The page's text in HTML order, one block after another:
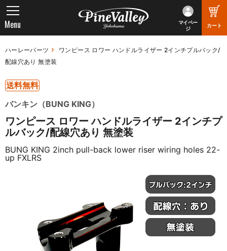
マイペー
ジ
カート
Menu
ハーレーパーツ
ワンピース ロワー ハンドルライザー 2インチプルバック/
配線穴あり 無塗装
送料無料
バンキン（BUNG KING）
ワンピース ロワー ハンドルライザー 2インチプ
ルバック/配線穴あり 無塗装
BUNG KING 2inch pull-back lower riser wiring holes 22-
up FXLRS